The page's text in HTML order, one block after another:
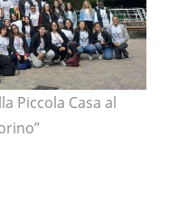
Piccola Casa al